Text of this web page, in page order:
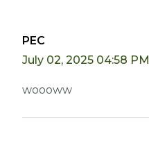
PEC
July 02, 2025 04:58 PM
woooww